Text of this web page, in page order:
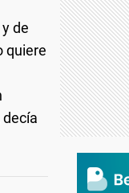
de
quiere